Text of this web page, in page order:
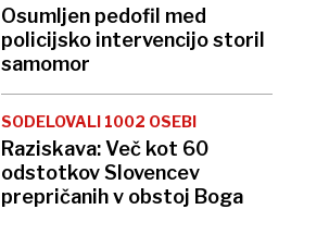
Osumljen pedofil med
policijsko intervencijo storil
samomor
SODELOVALI 1002 OSEBI
Raziskava: Več kot 60
odstotkov Slovencev
prepričanih v obstoj Boga